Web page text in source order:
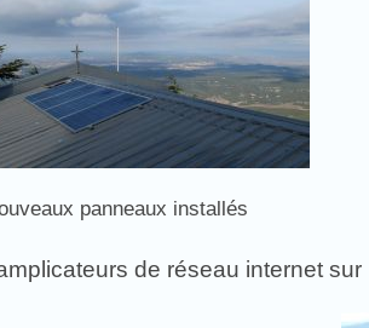
panneaux installés
de réseau internet